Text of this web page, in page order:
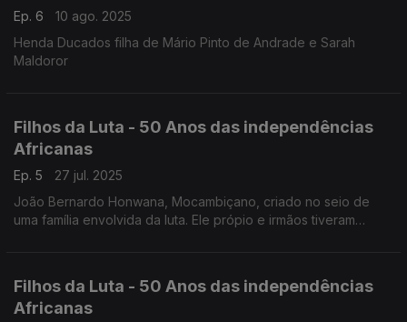
Ep. 6
10 ago. 2025
Henda Ducados filha de Mário Pinto de Andrade e Sarah
Maldoror
Filhos da Luta - 50 Anos das independências
Africanas
Ep. 5
27 jul. 2025
João Bernardo Honwana, Mocambiçano, criado no seio de
uma família envolvida da luta. Ele própio e irmãos tiveram
Filhos da Luta - 50 Anos das independências
Africanas